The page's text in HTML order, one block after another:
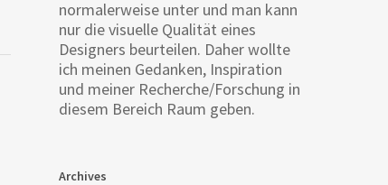
normalerweise unter und man kann
nur die visuelle Qualität eines
Designers beurteilen. Daher wollte
ich meinen Gedanken, Inspiration
und meiner Recherche/Forschung in
diesem Bereich Raum geben.
Archives